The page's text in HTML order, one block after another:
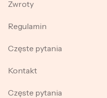
Zwroty
Regulamin
Częste pytania
Kontakt
Częste pytania